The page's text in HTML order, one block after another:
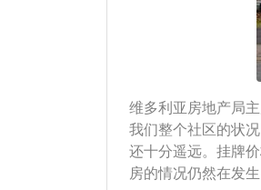
维多利亚房地产局
我们整个社区的状
还十分遥远。挂牌
房的情况仍然在发